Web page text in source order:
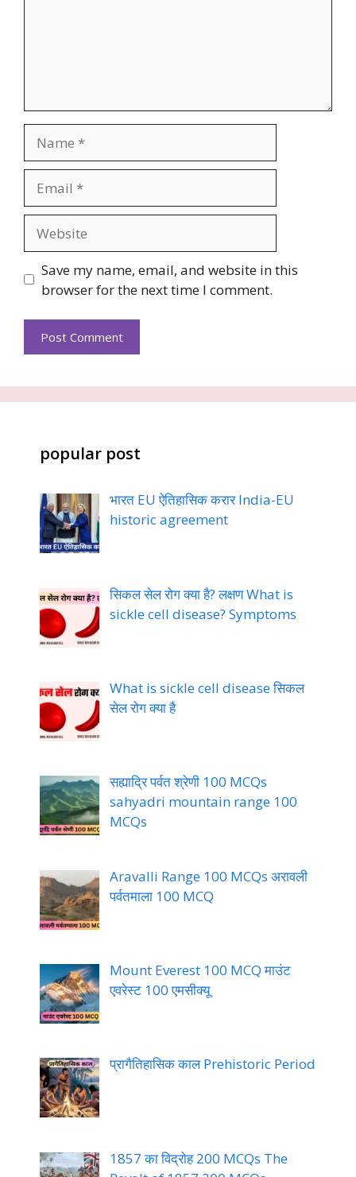
Save my name, email, and website in this
browser for the next time I comment.
popular post
भारत EU ऐतिहासिक करार India-EU
historic agreement
सिकल सेल रोग क्या है? लक्षण What is
sickle cell disease? Symptoms
What is sickle cell disease सिकल
सेल रोग क्या है
सह्याद्रि पर्वत श्रेणी 100 MCQs
sahyadri mountain range 100
MCQs
Aravalli Range 100 MCQs अरावली
पर्वतमाला 100 MCQ
Mount Everest 100 MCQ माउंट
एवरेस्ट 100 एमसीक्यू
प्रागैतिहासिक काल Prehistoric Period
1857 का विद्रोह 200 MCQs The